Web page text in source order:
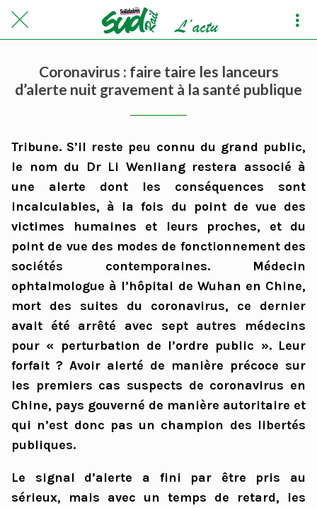
Coronavirus : faire taire les lanceurs
d’alerte nuit gravement à la santé publique
Tribune. S’il reste peu connu du grand public,
le nom du Dr Li Wenliang restera associé à
une alerte dont les conséquences sont
incalculables, à la fois du point de vue des
victimes humaines et leurs proches, et du
point de vue des modes de fonctionnement des
sociétés contemporaines. Médecin
ophtalmologue à l’hôpital de Wuhan en Chine,
mort des suites du coronavirus, ce dernier
avait été arrêté avec sept autres médecins
pour « perturbation de l’ordre public ». Leur
forfait ? Avoir alerté de manière précoce sur
les premiers cas suspects de coronavirus en
Chine, pays gouverné de manière autoritaire et
qui n’est donc pas un champion des libertés
publiques.
Le signal d’alerte a fini par être pris au
sérieux, mais avec un temps de retard, les